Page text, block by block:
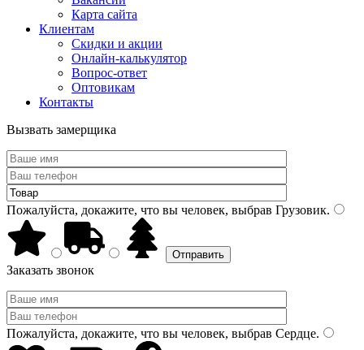
Карта сайта
Клиентам
Скидки и акции
Онлайн-калькулятор
Вопрос-ответ
Оптовикам
Контакты
Вызвать замерщика
Пожалуйста, докажите, что вы человек, выбрав Грузовик.
Заказать звонок
Пожалуйста, докажите, что вы человек, выбрав Сердце.